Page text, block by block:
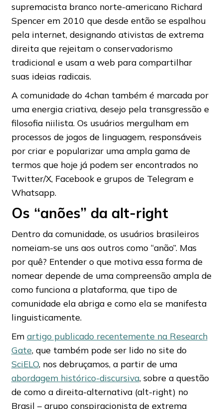
supremacista branco norte-americano Richard
Spencer em 2010 que desde então se espalhou
pela internet, designando ativistas de extrema
direita que rejeitam o conservadorismo
tradicional e usam a web para compartilhar
suas ideias radicais.
A comunidade do 4chan também é marcada por
uma energia criativa, desejo pela transgressão e
filosofia niilista. Os usuários mergulham em
processos de jogos de linguagem, responsáveis
por criar e popularizar uma ampla gama de
termos que hoje já podem ser encontrados no
Twitter/X, Facebook e grupos de Telegram e
Whatsapp.
Os “anões” da alt-right
Dentro da comunidade, os usuários brasileiros
nomeiam-se uns aos outros como “anão”. Mas
por quê? Entender o que motiva essa forma de
nomear depende de uma compreensão ampla de
como funciona a plataforma, que tipo de
comunidade ela abriga e como ela se manifesta
linguisticamente.
Em artigo publicado recentemente na Research
Gate, que também pode ser lido no site do
SciELO, nos debruçamos, a partir de uma
abordagem histórico-discursiva, sobre a questão
de como a direita-alternativa (alt-right) no
Brasil – grupo conspiracionista de extrema